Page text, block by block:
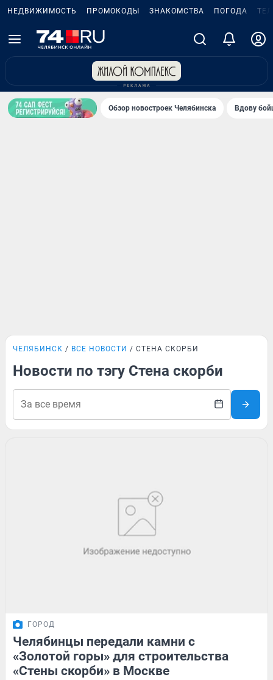
НЕДВИЖИМОСТЬ ПРОМОКОДЫ ЗНАКОМСТВА ПОГОДА
Обзор новостроек Челябинска Вдову
ЧЕЛЯБИНСК ВСЕ НОВОСТИ СТЕНА СКОРБИ
Новости по тэгу Стена скорби
ГОРОД
Челябинцы передали камни с
«Золотой горы» для строительства
«Стены скорби» в Москве